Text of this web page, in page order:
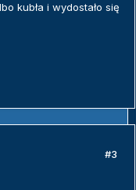
kubła i wydostało się
#3